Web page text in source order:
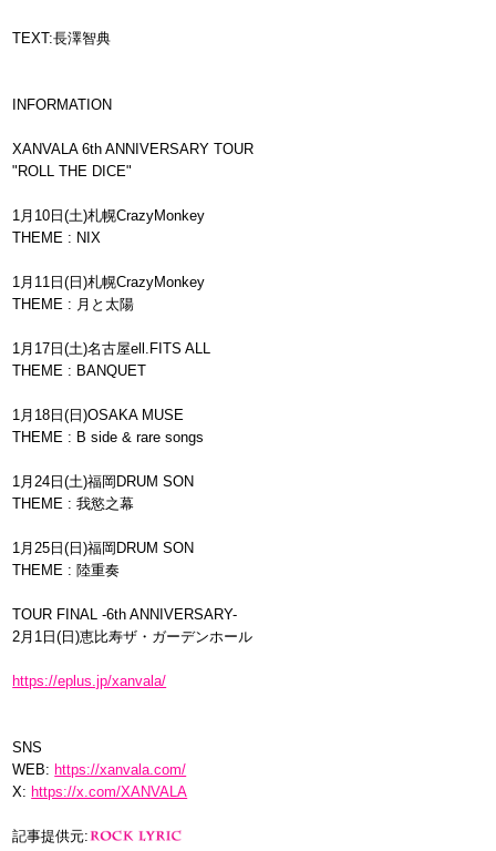
TEXT:長澤智典
INFORMATION
XANVALA 6th ANNIVERSARY TOUR
"ROLL THE DICE"
1月10日(土)札幌CrazyMonkey
THEME : NIX
1月11日(日)札幌CrazyMonkey
THEME : 月と太陽
1月17日(土)名古屋ell.FITS ALL
THEME : BANQUET
1月18日(日)OSAKA MUSE
THEME : B side & rare songs
1月24日(土)福岡DRUM SON
THEME : 我慾之幕
1月25日(日)福岡DRUM SON
THEME : 陸重奏
TOUR FINAL -6th ANNIVERSARY-
2月1日(日)恵比寿ザ・ガーデンホール
https://eplus.jp/xanvala/
SNS
WEB: https://xanvala.com/
X: https://x.com/XANVALA
記事提供元: